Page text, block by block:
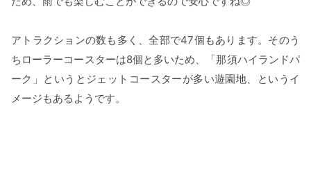
アトラクションの数も多く、全部で47個もあります。そのう
ちローラーコースターは8個と多いため、「那須ハイランドパ
ーク」というとジェットコースターが多い遊園地、というイ
メージもあるようです。